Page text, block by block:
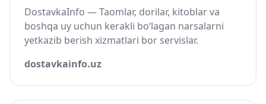
DostavkaInfo — Taomlar, dorilar, kitoblar va
boshqa uy uchun kerakli bo‘lagan narsalarni
yetkazib berish xizmatlari bor servislar.
dostavkainfo.uz